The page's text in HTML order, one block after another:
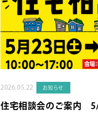
2026.05.22 お知らせ
住宅相談会のご案内